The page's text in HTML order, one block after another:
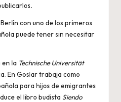
con uno de los primeros
puede tener sin necesitar
en la Technische Universität
En Goslar trabaja como
para hijos de emigrantes
el libro budista Siendo